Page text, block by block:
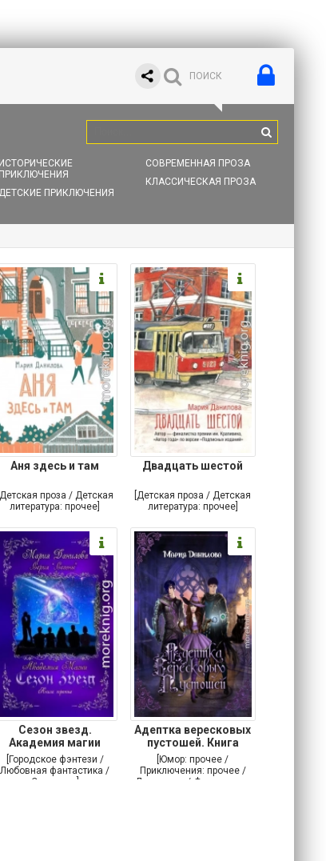
ИСТОРИЧЕСКИЕ
ПРИКЛЮЧЕНИЯ
ДЕТСКИЕ ПРИКЛЮЧЕНИЯ
СОВРЕМЕННАЯ ПРОЗА
КЛАССИЧЕСКАЯ ПРОЗА
Аня здесь и там
[Детская проза / Детская
литература: прочее]
Двадцать шестой
[Детская проза / Детская
литература: прочее]
Сезон звезд.
Академия магии
[Городское фэнтези /
Любовная фантастика /
Самиздат]
Адептка вересковых
пустошей. Книга
[Юмор: прочее /
Приключения: прочее /
Детективы / Фантастика: